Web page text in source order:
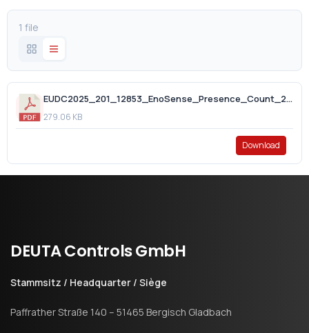
1 file
EUDC2025_201_12853_EnoSense_Presence_Count_2025_02_28_signed.pdf
279.06 KB
Download
DEUTAControlsGmbH
Stammsitz / Headquarter / Siège
Paffrather Straße 140 – 51465 Bergisch Gladbach